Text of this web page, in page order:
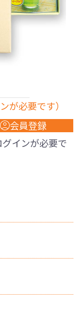
が必要です）
会員登録
インが必要で